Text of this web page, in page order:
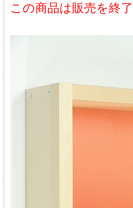
この商品は販売を終